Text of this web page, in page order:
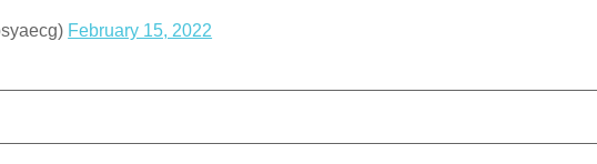
February 15, 2022